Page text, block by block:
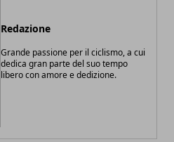
Redazione
Grande passione per il ciclismo, a cui
dedica gran parte del suo tempo
libero con amore e dedizione.